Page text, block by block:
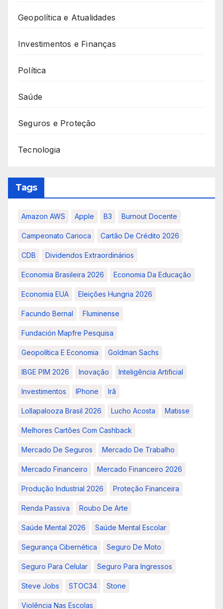
Geopolítica e Atualidades
Investimentos e Finanças
Política
Saúde
Seguros e Proteção
Tecnologia
Tags
Amazon AWS Apple B3 Burnout Docente
Campeonato Carioca Cartão De Crédito 2026
CDB Dividendos Extraordinários
Economia Brasileira 2026 Economia Da Educação
Economia EUA Eleições Hungria 2026
Facundo Bernal Fluminense
Fundación Mapfre Pesquisa
Geopolítica E Economia Goldman Sachs
IBGE PIM 2026 Inovação Inteligência Artificial
Investimentos IPhone Irã
Lollapalooza Brasil 2026 Lucho Acosta Matisse
Melhores Cartões Com Cashback
Mercado De Seguros Mercado De Trabalho
Mercado Financeiro Mercado Financeiro 2026
Produção Industrial 2026 Proteção Financeira
Renda Passiva Roubo De Arte
Saúde Mental 2026 Saúde Mental Escolar
Segurança Cibernética Seguro De Moto
Seguro Para Celular Seguro Para Ingressos
Steve Jobs STOC34 Stone
Violência Nas Escolas